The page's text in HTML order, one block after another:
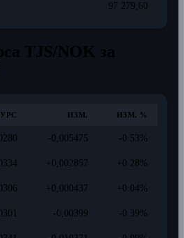
97 279,60
ИЗМ. ИЗМ. %
-0,005475 -0.53%
+0,002857 +0.28%
+0,000437 +0.04%
-0,00399 -0.39%